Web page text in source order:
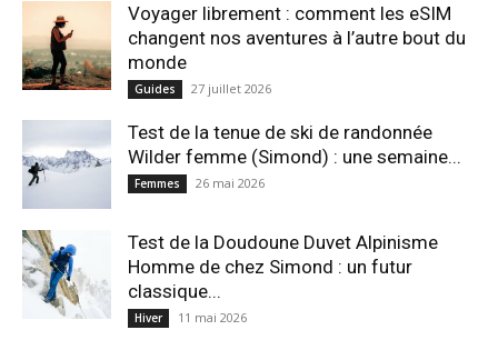
Voyager librement : comment les eSIM
changent nos aventures à l’autre bout du
monde
Guides 27 juillet 2026
Test de la tenue de ski de randonnée
Wilder femme (Simond) : une semaine...
Femmes 26 mai 2026
Test de la Doudoune Duvet Alpinisme
Homme de chez Simond : un futur
classique...
Hiver 11 mai 2026